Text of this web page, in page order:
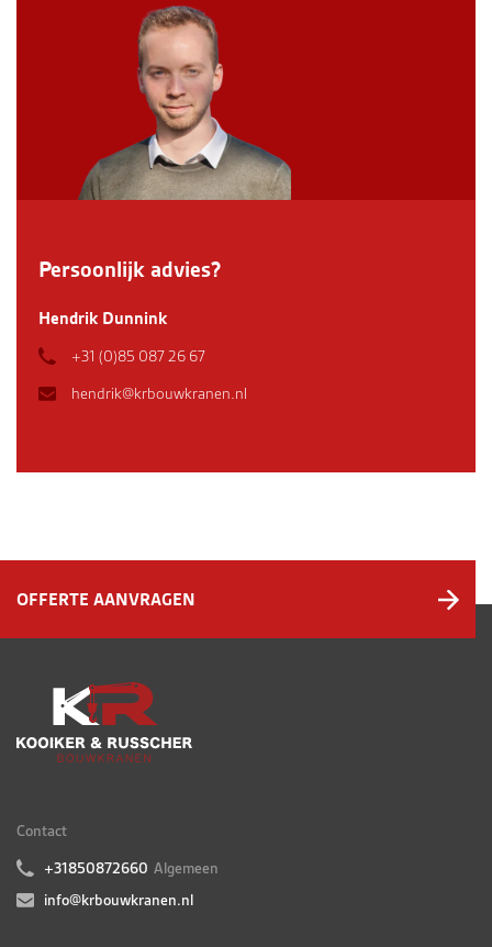
Persoonlijk advies?
Hendrik Dunnink
+31 (0)85 087 26 67
hendrik@krbouwkranen.nl
OFFERTE AANVRAGEN
Contact
+31850872660 Algemeen
info@krbouwkranen.nl